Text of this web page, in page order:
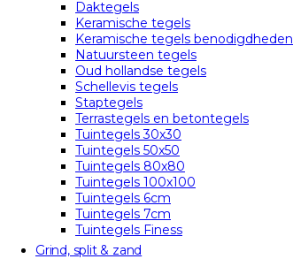
Daktegels
Keramische tegels
Keramische tegels benodigdheden
Natuursteen tegels
Oud hollandse tegels
Schellevis tegels
Staptegels
Terrastegels en betontegels
Tuintegels 30x30
Tuintegels 50x50
Tuintegels 80x80
Tuintegels 100x100
Tuintegels 6cm
Tuintegels 7cm
Tuintegels Finess
Grind, split & zand